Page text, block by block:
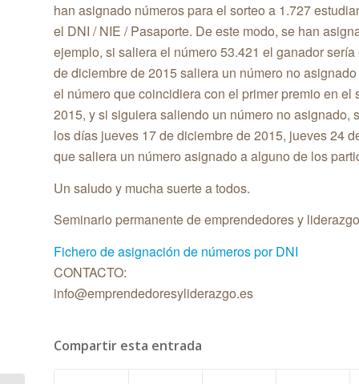
han asignado números para el sorteo a 1.727
el DNI / NIE / Pasaporte. De este modo, se han
ejemplo, si saliera el número 53.421 el ganador
de diciembre de 2015saliera un número no
el número que coincidiera con el primer premio en
2015, y si siguiera saliendo un número no
los días jueves 17 de diciembre de 2015, jueves 24
que saliera un número asignado a alguno de los
Un saludo y mucha suerte a todos.
Seminario permanente de emprendedores y liderazgo
Fichero de asignación de números por DNI
CONTACTO:
info@emprendedoresyliderazgo.es
Compartir esta entrada